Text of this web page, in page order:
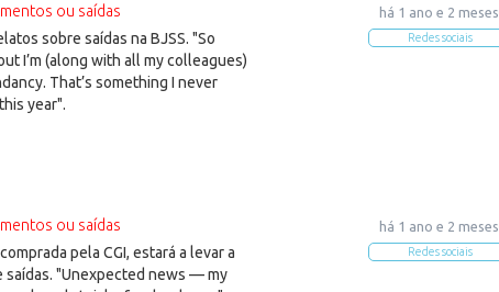
há 1 ano e 2 meses
Redes sociais
ou saídas
sobre saídas na BJSS. "So
I’m (along with all my colleagues)
That’s something I never
year".
há 1 ano e 2 meses
Redes sociais
ou saídas
pela CGI, estará a levar a
saídas. "Unexpected news — my